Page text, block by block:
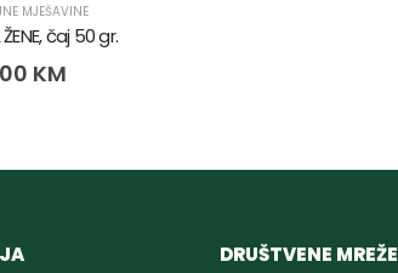
MJEŠAVINE
čaj 50 gr.
KM
DRUŠTVENE MREŽE